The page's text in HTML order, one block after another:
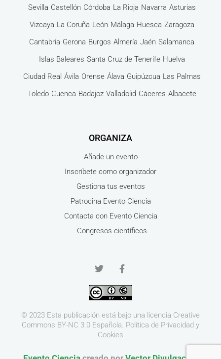
Sevilla Castellón Córdoba La Rioja Navarra Asturias
Vizcaya La Coruña León Málaga Huesca Zaragoza
Cantabria Gerona Burgos Almería Jaén Salamanca
Islas Baleares Santa Cruz de Tenerife Huelva
Ciudad Real Ávila Orense Álava Guipúzcua Las Palmas
Toledo Cuenca Badajoz Valladolid Cáceres Albacete
ORGANIZA
Añade un evento
Inscríbete como organizador
Gestiona tus eventos
Patrocina Evento Ciencia
Contacta con Evento Ciencia
Congresos científicos
© 2023 Esta publicación está bajo una licencia Creative
Commons BY-NC 3.0 Española. Política de Privacidad y
Cookies